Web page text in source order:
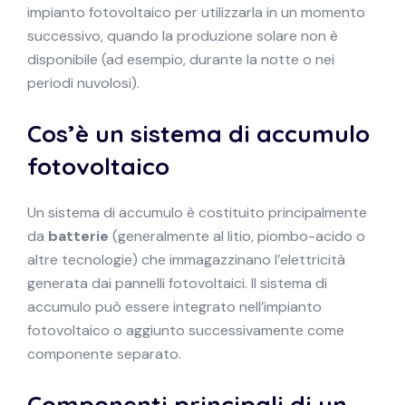
impianto fotovoltaico per utilizzarla in un momento
successivo, quando la produzione solare non è
disponibile (ad esempio, durante la notte o nei
periodi nuvolosi).
Cos’è un sistema di accumulo
fotovoltaico
Un sistema di accumulo è costituito principalmente
da batterie (generalmente al litio, piombo-acido o
altre tecnologie) che immagazzinano l’elettricità
generata dai pannelli fotovoltaici. Il sistema di
accumulo può essere integrato nell’impianto
fotovoltaico o aggiunto successivamente come
componente separato.